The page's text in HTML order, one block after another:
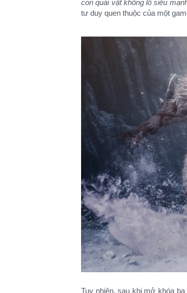
con quái vật khổng lồ siêu
tư duy quen thuộc của một
Tuy nhiên, sau khi mở khóa